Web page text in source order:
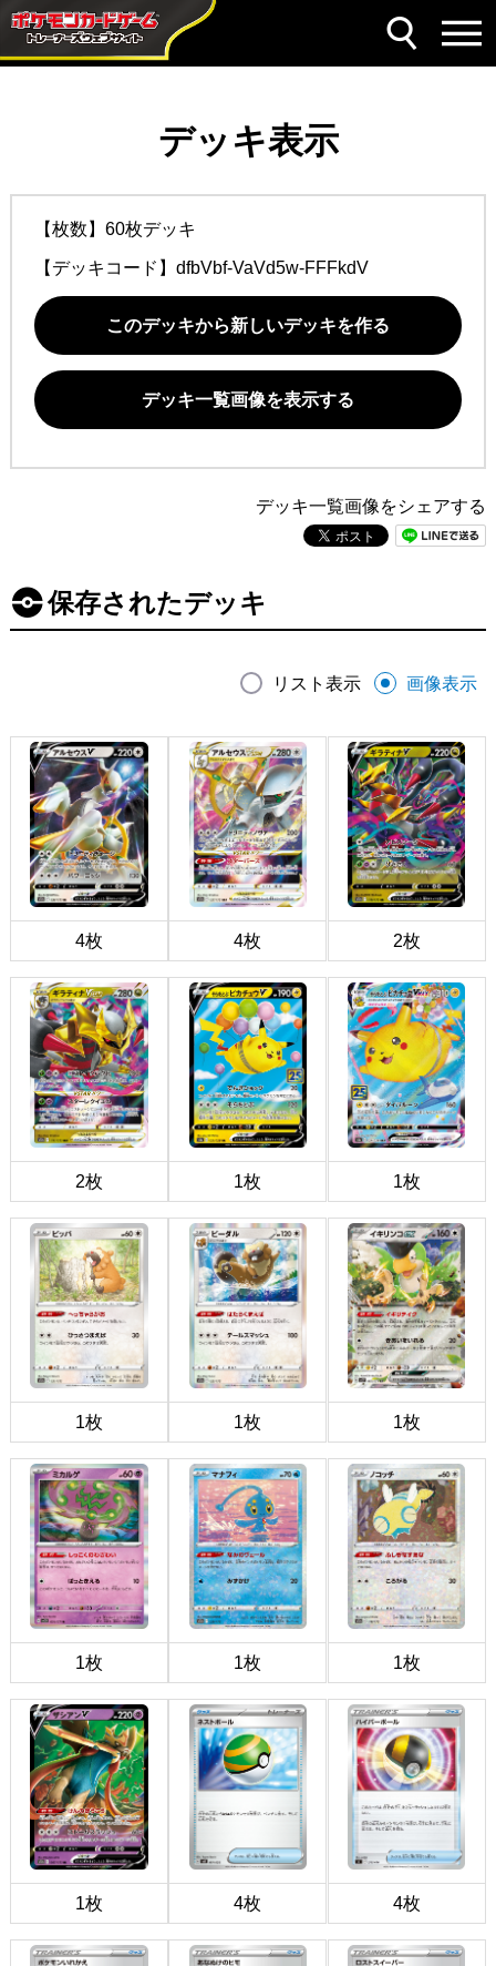
デッキ表示
【枚数】60枚デッキ
【デッキコード】 dfbVbf-VaVd5w-FFFkdV
このデッキから新しいデッキを作る
デッキ一覧画像を表示する
デッキ一覧画像をシェアする
保存されたデッキ
リスト表示 画像表示
4枚 4枚 2枚
2枚 1枚 1枚
1枚 1枚 1枚
1枚 1枚 1枚
1枚 4枚 4枚